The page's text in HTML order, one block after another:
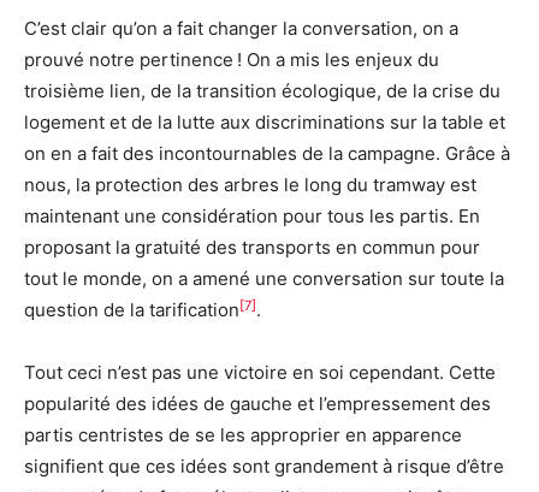
C’est clair qu’on a fait changer la conversation, on a
prouvé notre pertinence ! On a mis les enjeux du
troisième lien, de la transition écologique, de la crise du
logement et de la lutte aux discriminations sur la table et
on en a fait des incontournables de la campagne. Grâce à
nous, la protection des arbres le long du tramway est
maintenant une considération pour tous les partis. En
proposant la gratuité des transports en commun pour
tout le monde, on a amené une conversation sur toute la
question de la tarification[7].
Tout ceci n’est pas une victoire en soi cependant. Cette
popularité des idées de gauche et l’empressement des
partis centristes de se les approprier en apparence
signifient que ces idées sont grandement à risque d’être